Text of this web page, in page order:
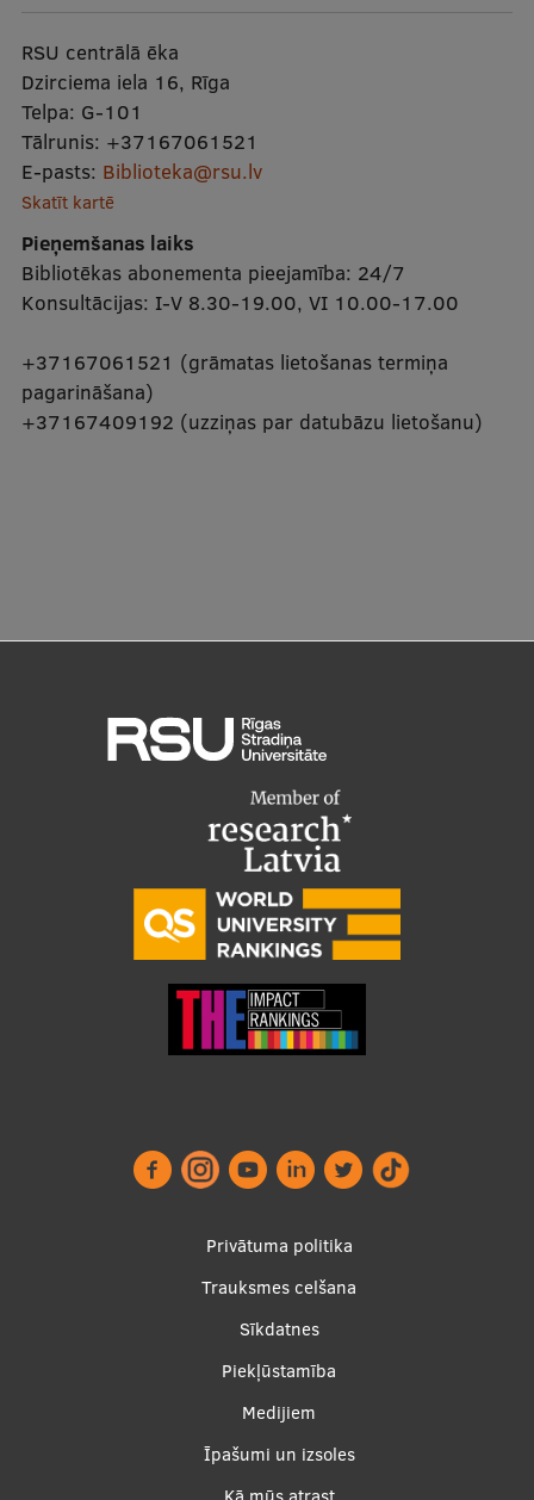
RSU centrālā ēka
Dzirciema iela 16, Rīga
Telpa: G-101
Tālrunis: +37167061521
E-pasts: Biblioteka@rsu.lv
Skatīt kartē
Pieņemšanas laiks
Bibliotēkas abonementa pieejamība: 24/7
Konsultācijas: I-V 8.30-19.00, VI 10.00-17.00
+37167061521 (grāmatas lietošanas termiņa
pagarināšana)
+37167409192 (uzziņas par datubāzu lietošanu)
Privātuma politika
Trauksmes celšana
Sīkdatnes
Piekļūstamība
Medijiem
Īpašumi un izsoles